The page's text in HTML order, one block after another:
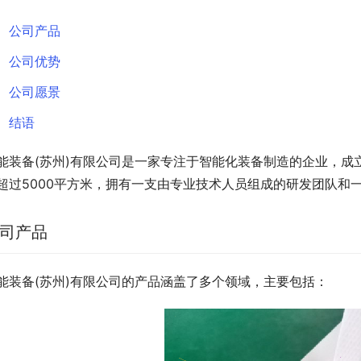
公司产品
公司优势
公司愿景
结语
装备(苏州)有限公司是一家专注于智能化装备制造的企业，
过5000平方米，拥有一支由专业技术人员组成的研发团队和
产品
装备(苏州)有限公司的产品涵盖了多个领域，主要包括：